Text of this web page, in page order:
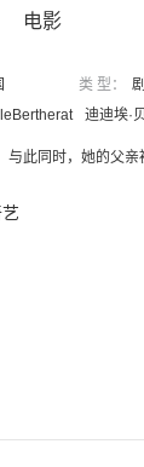
电影
类 型：
迪迪埃·
此同时，她的父亲